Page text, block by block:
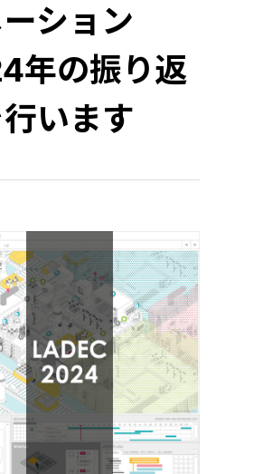
ーション
年の振り返
います